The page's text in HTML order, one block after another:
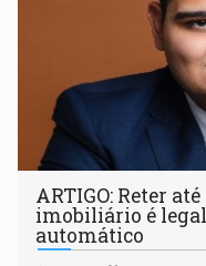
ARTIGO: Reter
imobiliário é
automático